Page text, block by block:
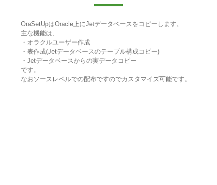
OraSetUpはOracle上にJetデータベースをコピーします。
主な機能は、
・オラクルユーザー作成
・表作成(Jetデータベースのテーブル構成コピー)
・Jetデータベースからの実データコピー
です。
なおソースレベルでの配布ですのでカスタマイズ可能です。